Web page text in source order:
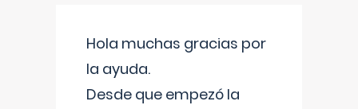
Hola muchas gracias por
la ayuda.
Desde que empezó la